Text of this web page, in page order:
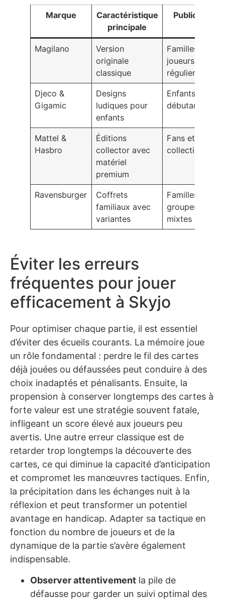
Marque
Caractéristique
principale
Public cible
Magilano
Version
originale
classique
Familles et
joueurs
réguliers
Djeco &
Gigamic
Designs
ludiques pour
enfants
Enfants et
débutants
Mattel &
Hasbro
Éditions
collector avec
matériel
premium
Fans et
collectionneurs
Ravensburger
Coffrets
familiaux avec
variantes
Familles et
groupes
mixtes
Éviter les erreurs
fréquentes pour jouer
efficacement à Skyjo
Pour optimiser chaque partie, il est essentiel
d’éviter des écueils courants. La mémoire joue
un rôle fondamental : perdre le fil des cartes
déjà jouées ou défaussées peut conduire à des
choix inadaptés et pénalisants. Ensuite, la
propension à conserver longtemps des cartes à
forte valeur est une stratégie souvent fatale,
infligeant un score élevé aux joueurs peu
avertis. Une autre erreur classique est de
retarder trop longtemps la découverte des
cartes, ce qui diminue la capacité d’anticipation
et compromet les manœuvres tactiques. Enfin,
la précipitation dans les échanges nuit à la
réflexion et peut transformer un potentiel
avantage en handicap. Adapter sa tactique en
fonction du nombre de joueurs et de la
dynamique de la partie s’avère également
indispensable.
Observer attentivement la pile de
défausse pour garder un suivi optimal des